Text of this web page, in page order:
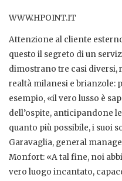
WWW.HPOINT.IT
Attenzione al cliente
questo il segreto di un
dimostrano tre casi
realtà milanesi e brianzole:
esempio, «il vero lusso è
dell’ospite, anticipandone
quanto più possibile, i suoi
Garavaglia, general
Monfort: «A tal fine, noi
vero luogo incantato,